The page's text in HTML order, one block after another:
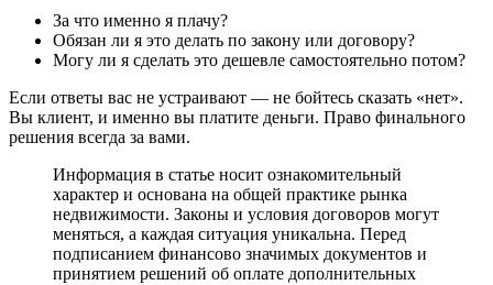
За что именно я плачу?
Обязан ли я это делать по закону или договору?
Могу ли я сделать это дешевле самостоятельно потом?
Если ответы вас не устраивают — не бойтесь сказать «нет».
Вы клиент, и именно вы платите деньги. Право финального
решения всегда за вами.
Информация в статье носит ознакомительный
характер и основана на общей практике рынка
недвижимости. Законы и условия договоров могут
меняться, а каждая ситуация уникальна. Перед
подписанием финансово значимых документов и
принятием решений об оплате дополнительных